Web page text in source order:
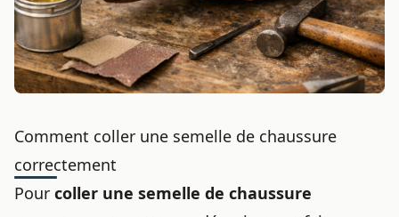
Comment coller une semelle de chaussure
correctement
Pour coller une semelle de chaussure